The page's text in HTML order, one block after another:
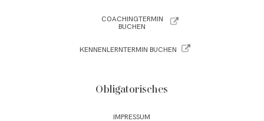
Obligatorisches
IMPRESSUM
COACHINGTERMIN
BUCHEN
KENNENLERNTERMIN BUCHEN